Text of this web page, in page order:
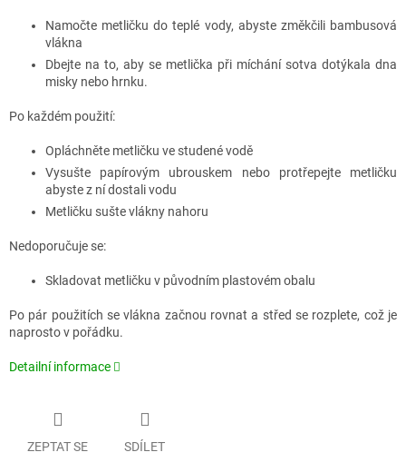
Namočte metličku do teplé vody, abyste změkčili bambusová
vlákna
Dbejte na to, aby se metlička při míchání sotva dotýkala dna
misky nebo hrnku.
Po každém použití:
Opláchněte metličku ve studené vodě
Vysušte papírovým ubrouskem nebo protřepejte metličku
abyste z ní dostali vodu
Metličku sušte vlákny nahoru
Nedoporučuje se:
Skladovat metličku v původním plastovém obalu
Po pár použitích se vlákna začnou rovnat a střed se rozplete, což je
naprosto v pořádku.
Detailní informace
ZEPTAT SE SDÍLET